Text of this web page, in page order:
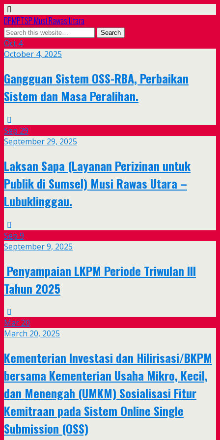
DPMPTSP Musi Rawas Utara
Oct 4
October 4, 2025
Gangguan Sistem OSS-RBA, Perbaikan
Sistem dan Masa Peralihan.
Sep 29
September 29, 2025
Laksan Sapa (Layanan Perizinan untuk
Publik di Sumsel) Musi Rawas Utara –
Lubuklinggau.
Sep 9
September 9, 2025
Penyampaian LKPM Periode Triwulan III
Tahun 2025
Mar 20
March 20, 2025
Kementerian Investasi dan Hilirisasi/BKPM
bersama Kementerian Usaha Mikro, Kecil,
dan Menengah (UMKM) Sosialisasi Fitur
Kemitraan pada Sistem Online Single
Submission (OSS)